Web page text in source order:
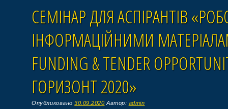
СЕМІНАР ДЛЯ АСПІРАНТІВ
ІНФОРМАЦІЙНИМИ
FUNDING & TENDER
ГОРИЗОНТ 2020»
Опубликовано30.09.2020 Автор: admin